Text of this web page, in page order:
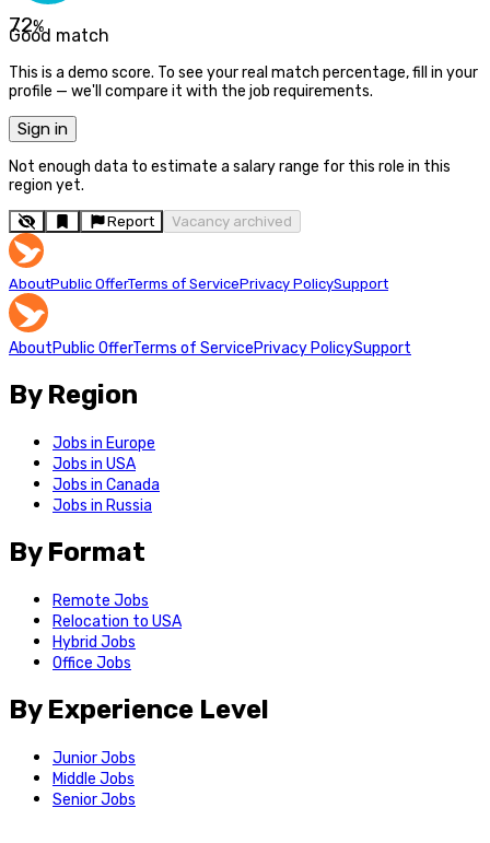
72%
Good match
This is a demo score. To see your real match percentage, fill in your
profile — we'll compare it with the job requirements.
Sign in
Not enough data to estimate a salary range for this role in this
region yet.
Report Vacancy archived
AboutPublic OfferTerms of ServicePrivacy PolicySupport
AboutPublic OfferTerms of ServicePrivacy PolicySupport
By Region
Jobs in Europe
Jobs in USA
Jobs in Canada
Jobs in Russia
By Format
Remote Jobs
Relocation to USA
Hybrid Jobs
Office Jobs
By Experience Level
Junior Jobs
Middle Jobs
Senior Jobs